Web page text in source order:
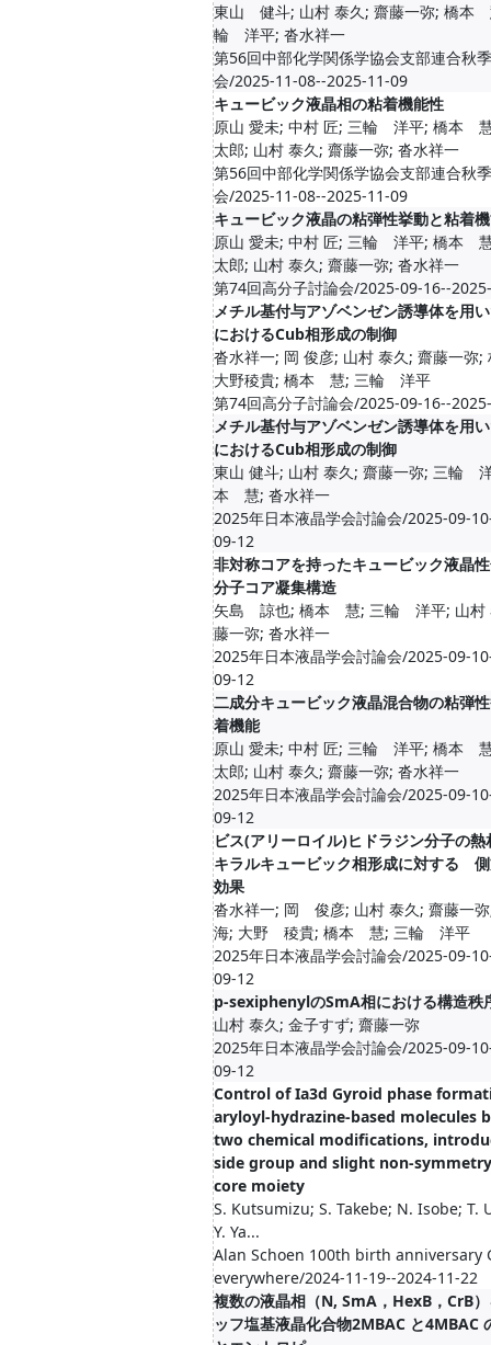
東山 健斗; 山村 泰久; 齋藤一弥; 橋本
輪 洋平; 沓水祥一
第56回中部化学関係学協会支部連合秋
会/2025-11-08--2025-11-09
キュービック液晶相の粘着機能性
原山 愛未; 中村 匠; 三輪 洋平; 橋本
太郎; 山村 泰久; 齋藤一弥; 沓水祥一
第56回中部化学関係学協会支部連合秋
会/2025-11-08--2025-11-09
キュービック液晶の粘弾性挙動と粘着
原山 愛未; 中村 匠; 三輪 洋平; 橋本
太郎; 山村 泰久; 齋藤一弥; 沓水祥一
第74回高分子討論会/2025-09-16--
メチル基付与アゾベンゼン誘導体を用
におけるCub相形成の制御
沓水祥一; 岡 俊彦; 山村 泰久; 齋藤一弥;
大野稜貴; 橋本 慧; 三輪 洋平
第74回高分子討論会/2025-09-16--
メチル基付与アゾベンゼン誘導体を用
におけるCub相形成の制御
東山 健斗; 山村 泰久; 齋藤一弥; 三輪
本 慧; 沓水祥一
2025年日本液晶学会討論会/2025-09-
09-12
非対称コアを持ったキュービック液晶
分子コア凝集構造
矢島 諒也; 橋本 慧; 三輪 洋平; 山村
藤一弥; 沓水祥一
2025年日本液晶学会討論会/2025-09-
09-12
二成分キュービック液晶混合物の粘弾
着機能
原山 愛未; 中村 匠; 三輪 洋平; 橋本
太郎; 山村 泰久; 齋藤一弥; 沓水祥一
2025年日本液晶学会討論会/2025-09-
09-12
ビス(アリーロイル)ヒドラジン分子の熱
キラルキュービック相形成に対する
効果
沓水祥一; 岡 俊彦; 山村 泰久; 齋藤一
海; 大野 稜貴; 橋本 慧; 三輪 洋平
2025年日本液晶学会討論会/2025-09-
09-12
p-sexiphenylのSmA相における構造秩
山村 泰久; 金子すず; 齋藤一弥
2025年日本液晶学会討論会/2025-09-
09-12
Control of Ia3d Gyroid phase
aryloyl-hydrazine-based molecules
two chemical modifications,
side group and slight non-
core moiety
S. Kutsumizu; S. Takebe; N. Isobe; T.
Y. Ya...
Alan Schoen 100th birth anniversary
everywhere/2024-11-19--2024-11-22
複数の液晶相（N, SmA，HexB，CrB
ッフ塩基液晶化合物2MBAC と4MBAC